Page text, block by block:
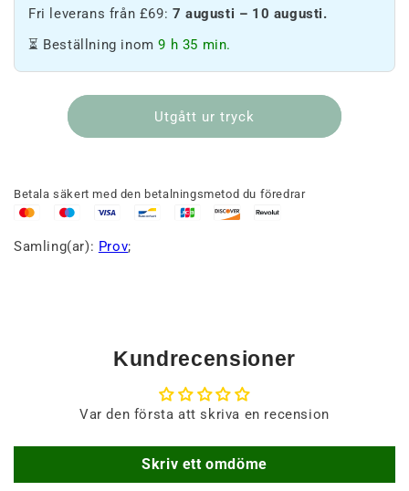
-
-
Fri leverans från £69: 7 augusti – 10 augusti.
⏳ Beställning inom9 h 35 min.
Utgått ur tryck
Betala säkert med den betalningsmetod du föredrar
Samling(ar): Prov;
Kundrecensioner
Var den första att skriva en recension
Skriv ett omdöme